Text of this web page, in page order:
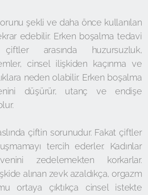
şekli ve daha önce kullanılan
edebilir. Erken boşalma tedavi
çiftler arasında huzursuzluk,
cinsel ilişkiden kaçınma ve
neden olabilir. Erken boşalma
düşürür, utanç ve endişe
çiftin sorunudur. Fakat çiftler
tercih ederler. Kadınlar
zedelemekten korkarlar.
alınan zevk azaldıkça, orgazm
ortaya çıktıkça cinsel istekte